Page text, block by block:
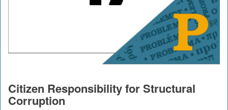
Citizen Responsibility for Structural
Corruption